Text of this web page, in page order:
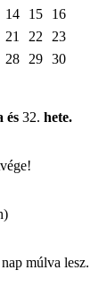
14 15
16
21 22
23
28 29
30
és 32. hete.
nap múlva lesz.